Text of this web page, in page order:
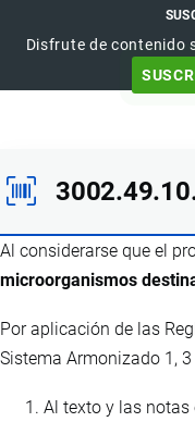
Disfrute de contenido
Al considerarse que el
microorganismos
Por aplicación de las
Sistema Armonizado 1,
Al texto y las